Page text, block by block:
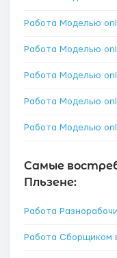
Работа Моделью
Работа Моделью
Работа Моделью
Работа Моделью
Работа Моделью
Самые
Пльзене:
Работа
Работа Сборщиком